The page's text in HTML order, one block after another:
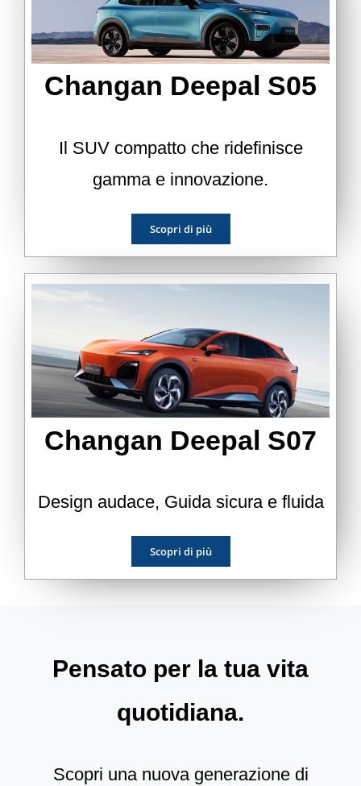
Changan Deepal S05
Il SUV compatto che ridefinisce
gamma e innovazione.
Scopri di più
Changan Deepal S07
Design audace, Guida sicura e fluida
Scopri di più
Pensato per la tua vita
quotidiana.
Scopri una nuova generazione di